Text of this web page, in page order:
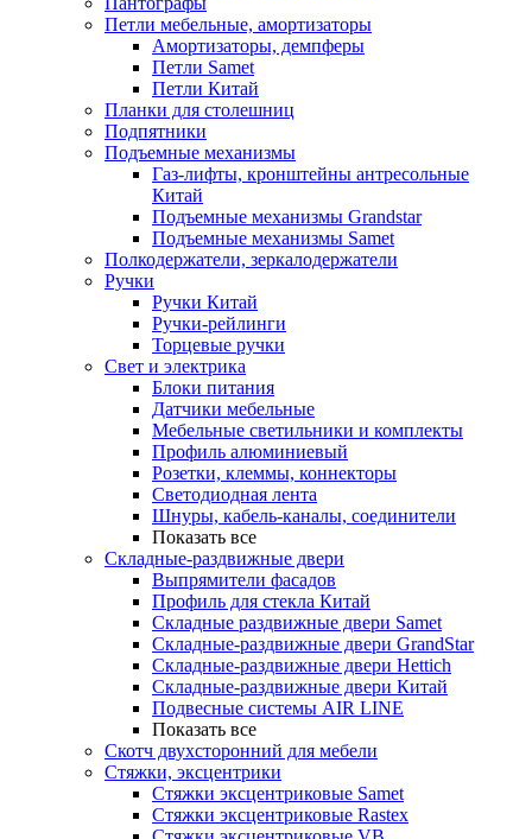
Петли мебельные, амортизаторы
Амортизаторы, демпферы
Петли Samet
Петли Китай
Планки для столешниц
Подпятники
Подъемные механизмы
Газ-лифты, кронштейны антресольные
Китай
Подъемные механизмы Grandstar
Подъемные механизмы Samet
Полкодержатели, зеркалодержатели
Ручки
Ручки Китай
Ручки-рейлинги
Торцевые ручки
Свет и электрика
Блоки питания
Датчики мебельные
Мебельные светильники и комплекты
Профиль алюминиевый
Розетки, клеммы, коннекторы
Светодиодная лента
Шнуры, кабель-каналы, соединители
Показать все
Складные-раздвижные двери
Выпрямители фасадов
Профиль для стекла Китай
Складные раздвижные двери Samet
Складные-раздвижные двери GrandStar
Складные-раздвижные двери Hettich
Складные-раздвижные двери Китай
Подвесные системы AIR LINE
Показать все
Скотч двухсторонний для мебели
Стяжки, эксцентрики
Cтяжки эксцентриковые Samet
Стяжки эксцентриковые Rastex